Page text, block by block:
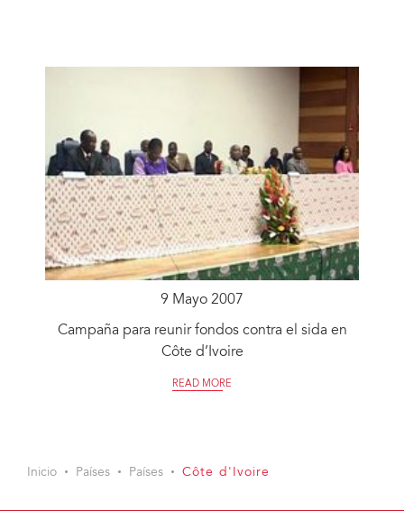
9 Mayo 2007
Campaña para reunir fondos contra el sida en
Côte d’Ivoire
READ MORE
Inicio Países Países Côte d'Ivoire